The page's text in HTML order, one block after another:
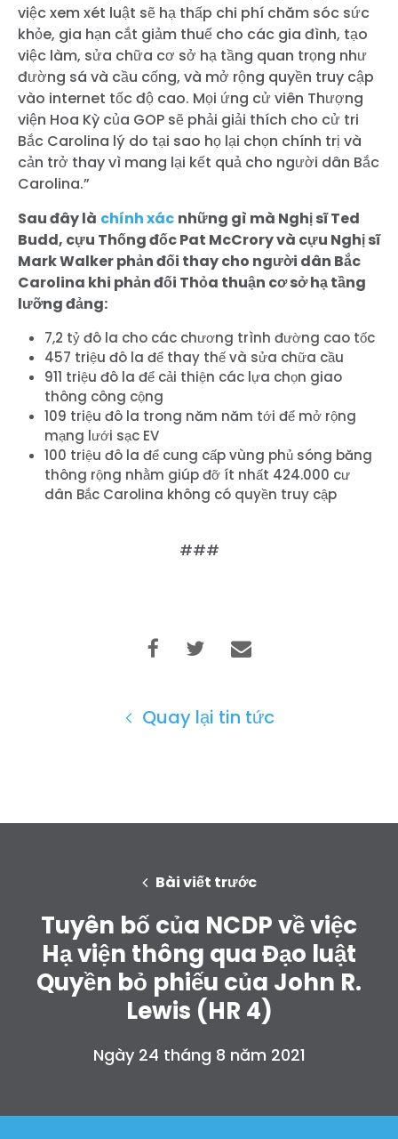
Trang chủ
Shop
Làm việc với chúng tôi
việc xem xét luật sẽ hạ thấp chi phí chăm sóc sức
khỏe, gia hạn cắt giảm thuế cho các gia đình, tạo
việc làm, sửa chữa cơ sở hạ tầng quan trọng như
đường sá và cầu cống, và mở rộng quyền truy cập
vào internet tốc độ cao. Mọi ứng cử viên Thượng
viện Hoa Kỳ của GOP sẽ phải giải thích cho cử tri
Bắc Carolina lý do tại sao họ lại chọn chính trị và
cản trở thay vì mang lại kết quả cho người dân Bắc
Carolina.”
Sau đây là chính xác những gì mà Nghị sĩ Ted
Budd, cựu Thống đốc Pat McCrory và cựu Nghị sĩ
Mark Walker phản đối thay cho người dân Bắc
Carolina khi phản đối Thỏa thuận cơ sở hạ tầng
lưỡng đảng:
7,2 tỷ đô la cho các chương trình đường cao tốc
457 triệu đô la để thay thế và sửa chữa cầu
911 triệu đô la để cải thiện các lựa chọn giao
thông công cộng
109 triệu đô la trong năm năm tới để mở rộng
mạng lưới sạc EV
100 triệu đô la để cung cấp vùng phủ sóng băng
thông rộng nhằm giúp đỡ ít nhất 424.000 cư
dân Bắc Carolina không có quyền truy cập
###
Quay lại tin tức
Bài viết trước
Tuyên bố của NCDP về việc
Hạ viện thông qua Đạo luật
Quyền bỏ phiếu của John R.
Lewis (HR 4)
Ngày 24 tháng 8 năm 2021